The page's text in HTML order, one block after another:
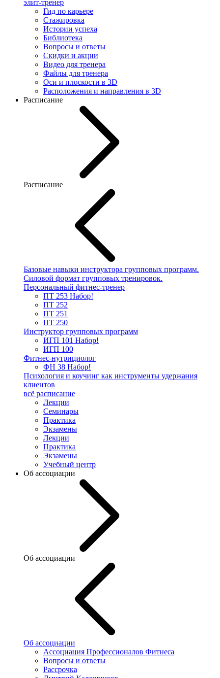
элит-тренер
Гид по карьере
Стажировка
Истории успеха
Библиотека
Вопросы и ответы
Скидки и акции
Видео для тренера
Файлы для тренера
Оси и плоскости в 3D
Расположения и направления в 3D
Расписание
Расписание
Базовые навыки инструктора групповых программ.
Силовой формат групповых тренировок.
Персональный фитнес-тренер
ПТ 253 Набор!
ПТ 252
ПТ 251
ПТ 250
Инструктор групповых программ
ИГП 101 Набор!
ИГП 100
Фитнес-нутрициолог
ФН 38 Набор!
Психология и коучинг как инструменты удержания
клиентов
всё расписание
Лекции
Семинары
Практика
Экзамены
Лекции
Практика
Экзамены
Учебный центр
Об ассоциации
Об ассоциации
Об ассоциации
Ассоциация Профессионалов Фитнеса
Вопросы и ответы
Рассрочка